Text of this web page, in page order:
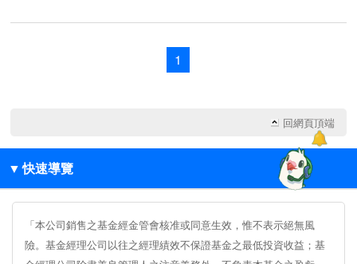
1
回網頁頂端
▼ 快速導覽
「本公司銷售之基金經金管會核准或同意生效，惟不表示絕無風
險。基金經理公司以往之經理績效不保證基金之最低投資收益；基